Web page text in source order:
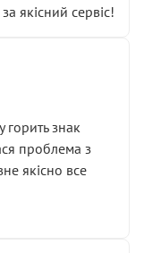
якісний сервіс!
горить знак
проблема з
якісно все